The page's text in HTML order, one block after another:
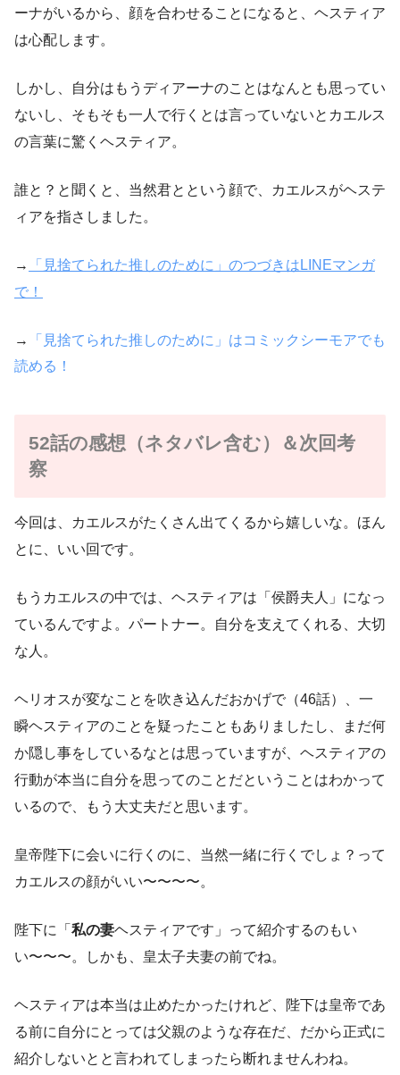
ーナがいるから、顔を合わせることになると、ヘスティア
は心配します。
しかし、自分はもうディアーナのことはなんとも思ってい
ないし、そもそも一人で行くとは言っていないとカエルス
の言葉に驚くヘスティア。
誰と？と聞くと、当然君とという顔で、カエルスがヘステ
ィアを指さしました。
→
「見捨てられた推しのために」のつづきはLINEマンガ
で！
→
「見捨てられた推しのために」はコミックシーモアでも
読める！
52話の感想（ネタバレ含む）＆次回考
察
今回は、カエルスがたくさん出てくるから嬉しいな。ほん
とに、いい回です。
もうカエルスの中では、ヘスティアは「侯爵夫人」になっ
ているんですよ。パートナー。自分を支えてくれる、大切
な人。
ヘリオスが変なことを吹き込んだおかげで（46話）、一
瞬ヘスティアのことを疑ったこともありましたし、まだ何
か隠し事をしているなとは思っていますが、ヘスティアの
行動が本当に自分を思ってのことだということはわかって
いるので、もう大丈夫だと思います。
皇帝陛下に会いに行くのに、当然一緒に行くでしょ？って
カエルスの顔がいい〜〜〜〜。
陛下に「 私の妻ヘスティアです」って紹介するのもい
い〜〜〜。しかも、皇太子夫妻の前でね。
ヘスティアは本当は止めたかったけれど、陛下は皇帝であ
る前に自分にとっては父親のような存在だ、だから正式に
紹介しないとと言われてしまったら断れませんわね。